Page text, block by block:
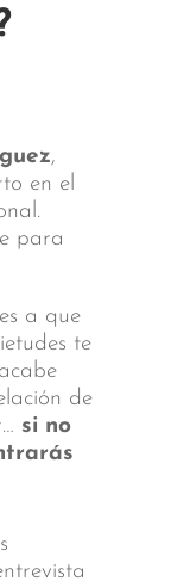
,
en el
para
a que
te
de
si no